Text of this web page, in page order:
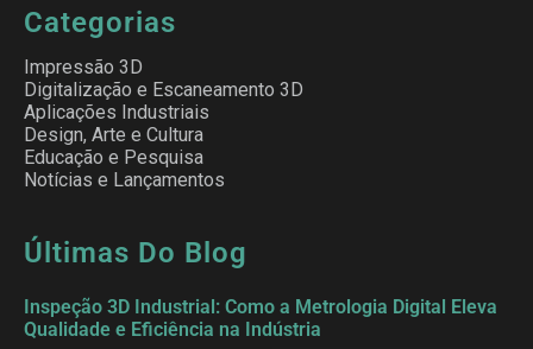
Categorias
Impressão 3D
Digitalização e Escaneamento 3D
Aplicações Industriais
Design, Arte e Cultura
Educação e Pesquisa
Notícias e Lançamentos
Últimas Do Blog
Inspeção 3D Industrial: Como a Metrologia Digital Eleva
Qualidade e Eficiência na Indústria